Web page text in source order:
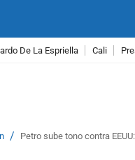
De La Espriella Cali
/ Petro sube tono contra